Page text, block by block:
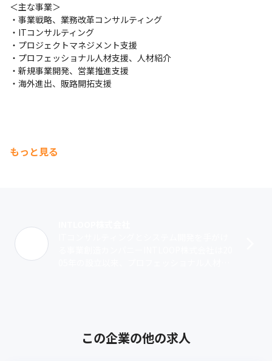
＜主な事業＞
・事業戦略、業務改革コンサルティング
・ITコンサルティング
・プロジェクトマネジメント支援
・プロフェッショナル人材支援、人材紹介
・新規事業開発、営業推進支援
・海外進出、販路開拓支援
もっと見る
この企業の他の求人